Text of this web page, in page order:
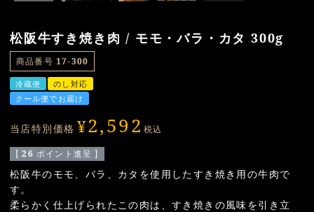
松阪牛すき焼き肉 / モモ・バラ・カタ 300g
商品番号 17-300
冷蔵便
のし対応
クール便でお届け
当店特別価格 ¥2,592 税込
[ 26 ポイント進呈 ]
松阪牛のモモ、バラ、カタを使用したすき焼き用の牛肉で
す。
柔らかく仕上げられたこの肉は、すき焼きの風味を引き立